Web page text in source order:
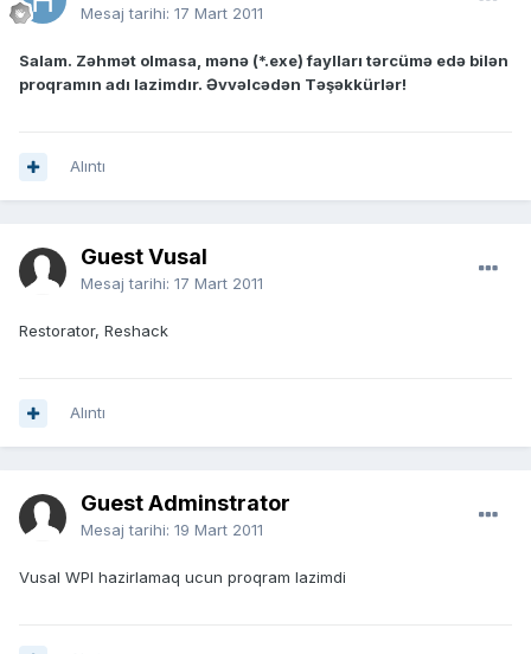
Mesaj tarihi: 17 Mart 2011
Salam. Zəhmət olmasa, mənə (*.exe) faylları tərcümə edə bilən
proqramın adı lazimdır. Əvvəlcədən Təşəkkürlər!
Alıntı
Guest Vusal
Mesaj tarihi: 17 Mart 2011
Restorator, Reshack
Alıntı
Guest Adminstrator
Mesaj tarihi: 19 Mart 2011
Vusal WPI hazirlamaq ucun proqram lazimdi